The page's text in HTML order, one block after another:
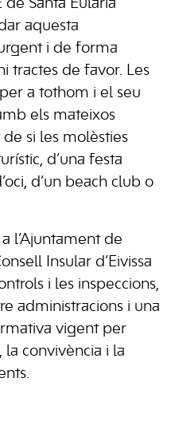
de Santa Eulària
aquesta
i de forma
tractes de favor. Les
a tothom i el seu
els mateixos
si les molèsties
d’una festa
d’un beach club o
l’Ajuntament de
Insular d’Eivissa
i les inspeccions,
administracions i una
vigent per
la convivència i la